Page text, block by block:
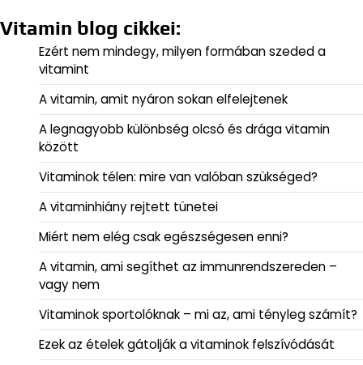
Vitamin blog cikkei:
Ezért nem mindegy, milyen formában szeded a
vitamint
A vitamin, amit nyáron sokan elfelejtenek
A legnagyobb különbség olcsó és drága vitamin
között
Vitaminok télen: mire van valóban szükséged?
A vitaminhiány rejtett tünetei
Miért nem elég csak egészségesen enni?
A vitamin, ami segíthet az immunrendszereden –
vagy nem
Vitaminok sportolóknak – mi az, ami tényleg számít?
Ezek az ételek gátolják a vitaminok felszívódását